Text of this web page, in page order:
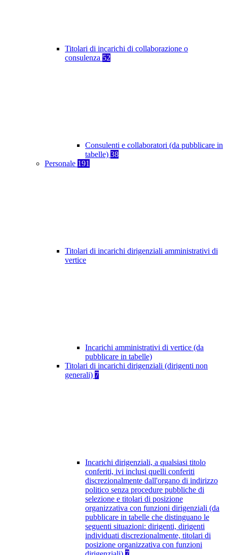
Titolari di incarichi di collaborazione o
consulenza 52
Consulenti e collaboratori (da pubblicare in
tabelle) 38
Personale 191
Titolari di incarichi dirigenziali amministrativi di
vertice
Incarichi amministrativi di vertice (da
pubblicare in tabelle)
Titolari di incarichi dirigenziali (dirigenti non
generali) 7
Incarichi dirigenziali, a qualsiasi titolo
conferiti, ivi inclusi quelli conferiti
discrezionalmente dall'organo di indirizzo
politico senza procedure pubbliche di
selezione e titolari di posizione
organizzativa con funzioni dirigenziali (da
pubblicare in tabelle che distinguano le
seguenti situazioni: dirigenti, dirigenti
individuati discrezionalmente, titolari di
posizione organizzativa con funzioni